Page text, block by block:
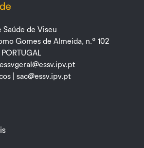
Saúde de Viseu
Gomes de Almeida, n.º 102
essvgeral@essv.ipv.pt
|sac@essv.ipv.pt